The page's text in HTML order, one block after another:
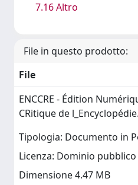
7.16 Altro
File in questo prodotto:
File
ENCCRE - Édition
CRitique de
Tipologia: Documento in
Licenza: Dominio pubblico
Dimensione 4.47 MB